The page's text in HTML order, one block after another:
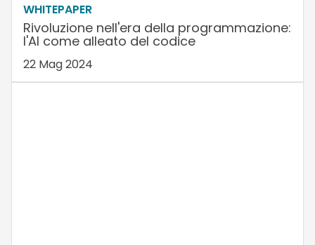
WHITEPAPER
Rivoluzione nell'era della programmazione:
l'AI come alleato del codice
22 Mag 2024